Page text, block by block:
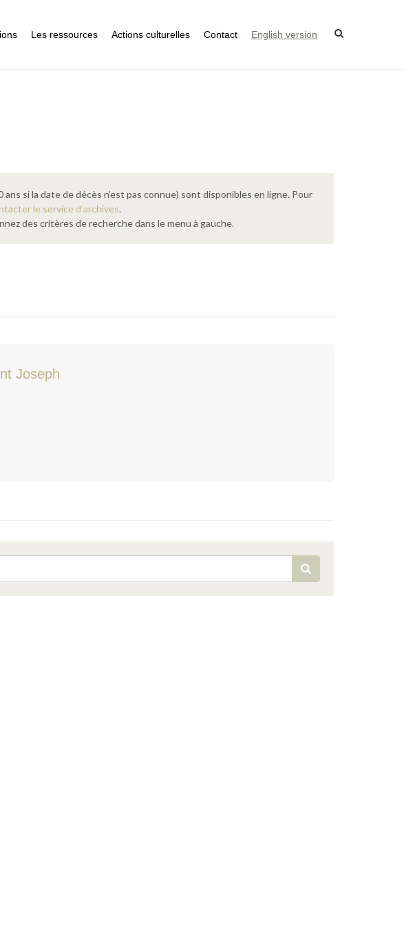
Les ressources Actions culturelles Contact English version
si la date de décès n’est pas connue) sont disponibles en ligne. Pour
le service d’archives.
des critères de recherche dans le menu à gauche.
Joseph